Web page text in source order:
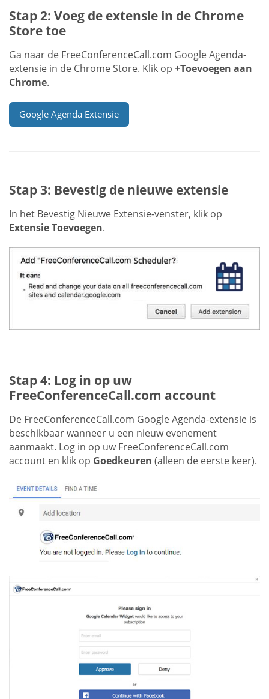
Stap 2: Voeg de extensie in de Chrome
Store toe
Ga naar de FreeConferenceCall.com Google Agenda-
extensie in de Chrome Store. Klik op +Toevoegen aan
Chrome.
Google Agenda Extensie
Stap 3: Bevestig de nieuwe extensie
In het Bevestig Nieuwe Extensie-venster, klik op
Extensie Toevoegen.
Stap 4: Log in op uw
FreeConferenceCall.com account
De FreeConferenceCall.com Google Agenda-extensie is
beschikbaar wanneer u een nieuw evenement
aanmaakt. Log in op uw FreeConferenceCall.com
account en klik op Goedkeuren (alleen de eerste keer).